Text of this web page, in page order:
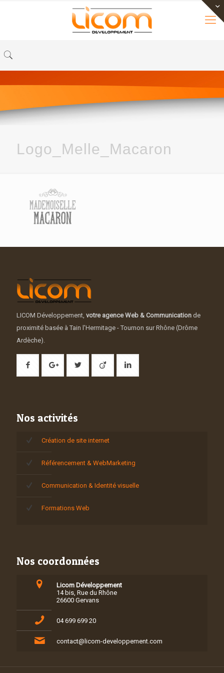
Logo_Melle_Macaron
LICOM Développement, votre agence Web & Communication de
proximité basée à Tain l'Hermitage - Tournon sur Rhône (Drôme
Ardèche).
Nos activités
Création de site internet
Référencement & WebMarketing
Communication & Identité visuelle
Formations Web
Nos coordonnées
Licom Développement
14 bis, Rue du Rhône
26600 Gervans
04 699 699 20
contact@licom-developpement.com